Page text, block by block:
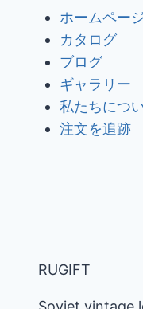
ホームペー
カタログ
ブログ
ギャラリー
私たちにつ
注文を追跡
RUGIFT